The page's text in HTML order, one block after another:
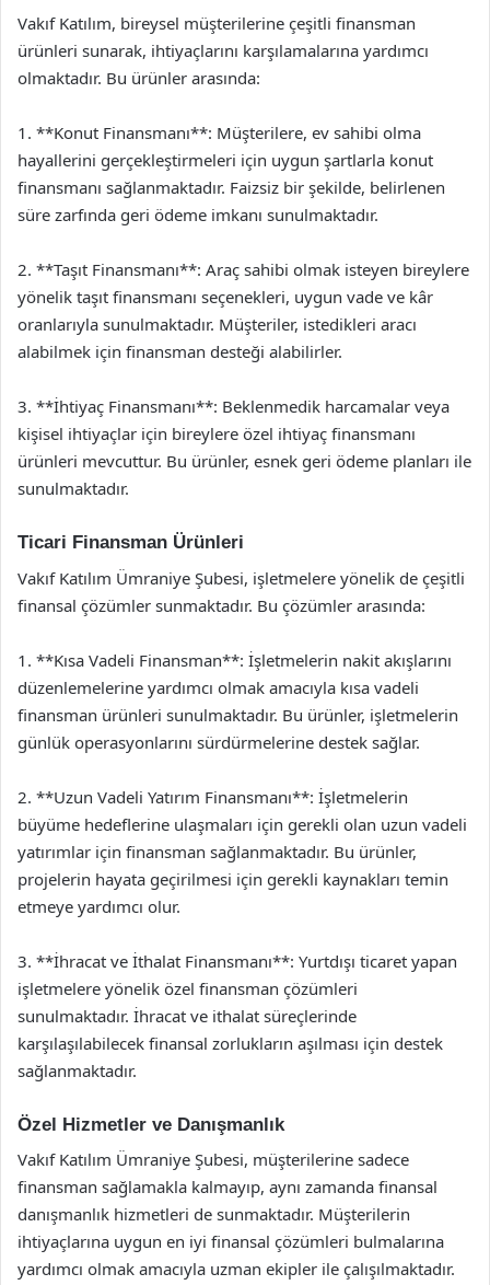
Vakıf Katılım, bireysel müşterilerine çeşitli finansman
ürünleri sunarak, ihtiyaçlarını karşılamalarına yardımcı
olmaktadır. Bu ürünler arasında:
1. **Konut Finansmanı**: Müşterilere, ev sahibi olma
hayallerini gerçekleştirmeleri için uygun şartlarla konut
finansmanı sağlanmaktadır. Faizsiz bir şekilde, belirlenen
süre zarfında geri ödeme imkanı sunulmaktadır.
2. **Taşıt Finansmanı**: Araç sahibi olmak isteyen bireylere
yönelik taşıt finansmanı seçenekleri, uygun vade ve kâr
oranlarıyla sunulmaktadır. Müşteriler, istedikleri aracı
alabilmek için finansman desteği alabilirler.
3. **İhtiyaç Finansmanı**: Beklenmedik harcamalar veya
kişisel ihtiyaçlar için bireylere özel ihtiyaç finansmanı
ürünleri mevcuttur. Bu ürünler, esnek geri ödeme planları ile
sunulmaktadır.
Ticari Finansman Ürünleri
Vakıf Katılım Ümraniye Şubesi, işletmelere yönelik de çeşitli
finansal çözümler sunmaktadır. Bu çözümler arasında:
1. **Kısa Vadeli Finansman**: İşletmelerin nakit akışlarını
düzenlemelerine yardımcı olmak amacıyla kısa vadeli
finansman ürünleri sunulmaktadır. Bu ürünler, işletmelerin
günlük operasyonlarını sürdürmelerine destek sağlar.
2. **Uzun Vadeli Yatırım Finansmanı**: İşletmelerin
büyüme hedeflerine ulaşmaları için gerekli olan uzun vadeli
yatırımlar için finansman sağlanmaktadır. Bu ürünler,
projelerin hayata geçirilmesi için gerekli kaynakları temin
etmeye yardımcı olur.
3. **İhracat ve İthalat Finansmanı**: Yurtdışı ticaret yapan
işletmelere yönelik özel finansman çözümleri
sunulmaktadır. İhracat ve ithalat süreçlerinde
karşılaşılabilecek finansal zorlukların aşılması için destek
sağlanmaktadır.
Özel Hizmetler ve Danışmanlık
Vakıf Katılım Ümraniye Şubesi, müşterilerine sadece
finansman sağlamakla kalmayıp, aynı zamanda finansal
danışmanlık hizmetleri de sunmaktadır. Müşterilerin
ihtiyaçlarına uygun en iyi finansal çözümleri bulmalarına
yardımcı olmak amacıyla uzman ekipler ile çalışılmaktadır.